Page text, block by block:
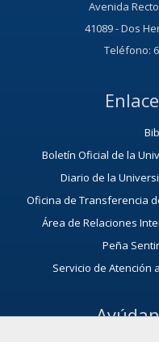
Avenida
41089 - Dos
Teléfono:
Boletín Oficial de la
Diario de la
Oficina de Transferencia
Área de Relaciones
Peña
Servicio de Atención